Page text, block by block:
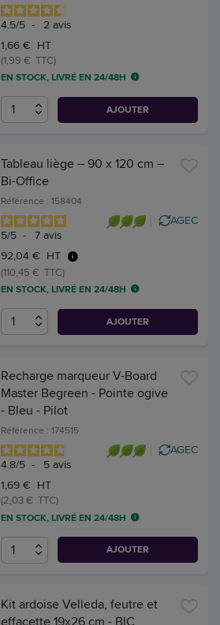
4.5/5 - 2 avis
1,66 € HT
(1,99 € TTC)
EN STOCK, LIVRÉ EN 24/48H
AJOUTER
Tableau liège – 90 x 120 cm –
Bi-Office
Référence : 158404
5/5 - 7 avis
AGEC
92,04 € HT
(110,45 € TTC)
EN STOCK, LIVRÉ EN 24/48H
AJOUTER
Recharge marqueur V-Board
Master Begreen - Pointe ogive
- Bleu - Pilot
Référence : 174515
4.8/5 - 5 avis
AGEC
1,69 € HT
(2,03 € TTC)
EN STOCK, LIVRÉ EN 24/48H
AJOUTER
Kit ardoise Velleda, feutre et
effacette 19x26 cm - BIC